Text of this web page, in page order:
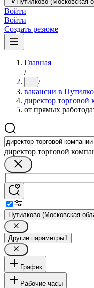
Войти
Войти
Создать резюме
Главная
/
... /
вакансии в
директор торговой
от прямых
директор торговой
Путилково (Московская
Другие параметры1
График
Рабочие часы